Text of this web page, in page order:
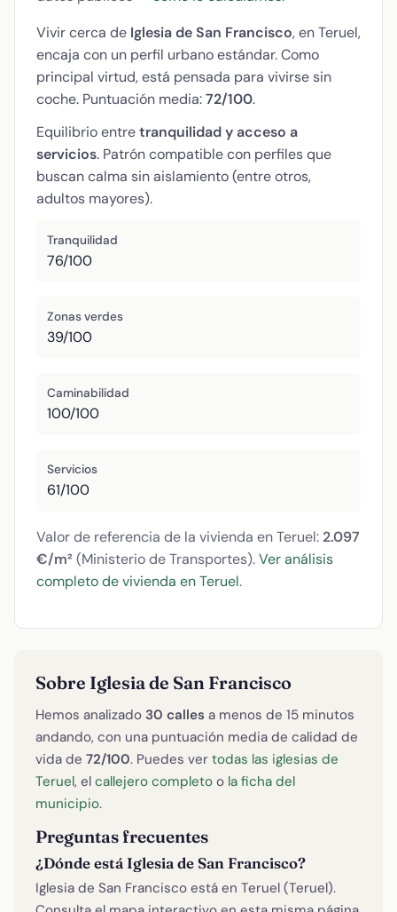
Vivir cerca de Iglesia de San Francisco, en Teruel,
encaja con un perfil urbano estándar. Como
principal virtud, está pensada para vivirse sin
coche. Puntuación media:72/100.
Equilibrio entretranquilidad y acceso a
servicios. Patrón compatible con perfiles que
buscan calma sin aislamiento (entre otros,
adultos mayores).
Tranquilidad
76/100
Zonas verdes
39/100
Caminabilidad
100/100
Servicios
61/100
Valor de referencia de la vivienda en Teruel: 2.097
€/m² (Ministerio de Transportes).Ver análisis
completo de vivienda en Teruel.
Sobre Iglesia de San Francisco
Hemos analizado 30 calles a menos de 15 minutos
andando, con una puntuación media de calidad de
vida de 72/100. Puedes ver todas las iglesias de
Teruel, el callejero completo o la ficha del
municipio.
Preguntas frecuentes
¿Dónde está Iglesia de San Francisco?
Iglesia de San Francisco está en Teruel (Teruel).